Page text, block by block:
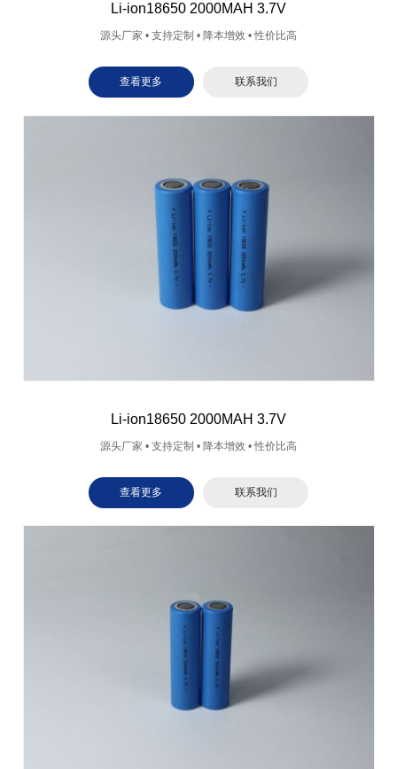
Li-ion18650 2000MAH 3.7V
源头厂家 • 支持定制 • 降本增效 • 性价比高
查看更多 联系我们
Li-ion18650 2000MAH 3.7V
源头厂家 • 支持定制 • 降本增效 • 性价比高
查看更多 联系我们